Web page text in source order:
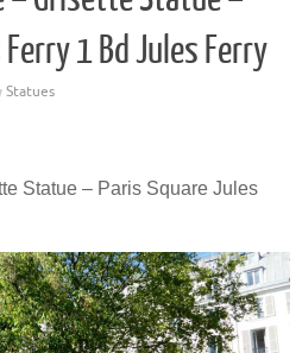
1 Bd Jules Ferry
Statues
Statue – Paris Square Jules